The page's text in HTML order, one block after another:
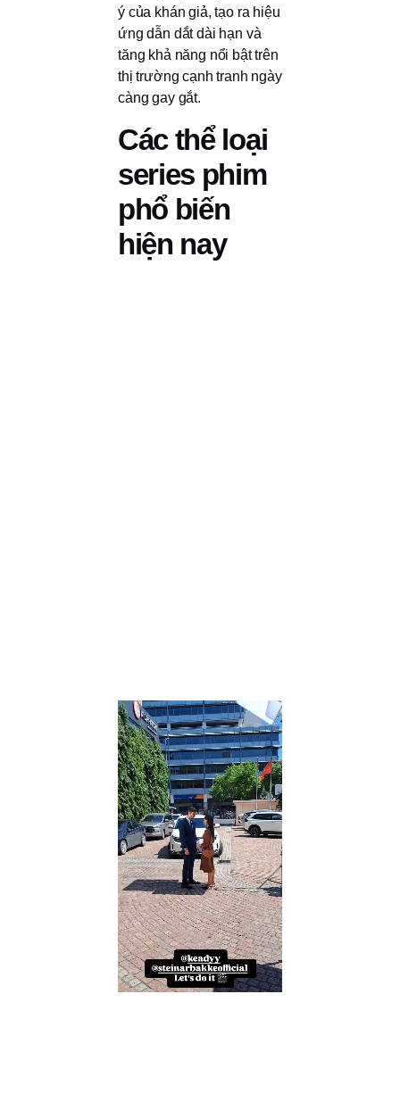
ý của khán giả, tạo ra hiệu
ứng dẫn dắt dài hạn và
tăng khả năng nổi bật trên
thị trường cạnh tranh ngày
càng gay gắt.
Các thể loại
series phim
phổ biến
hiện nay